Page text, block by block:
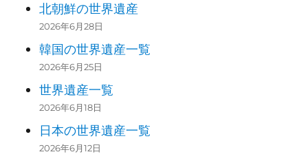
北朝鮮の世界遺産
2026年6月28日
韓国の世界遺産一覧
2026年6月25日
世界遺産一覧
2026年6月18日
日本の世界遺産一覧
2026年6月12日